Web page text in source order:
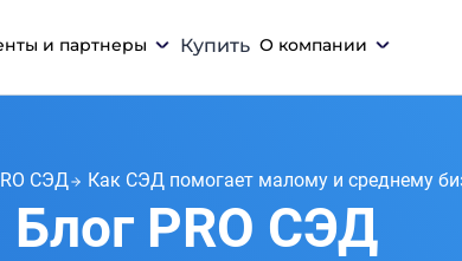
и партнеры Купить О компании
СЭД Как СЭД помогает малому и среднему
Блог PRO СЭД